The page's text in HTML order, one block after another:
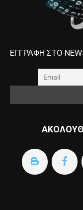
ΕΓΓΡΑΦΗ ΣΤΟ